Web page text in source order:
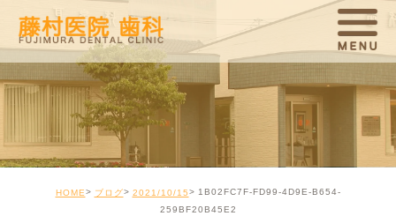
HOME ブログ 2021/10/15
1B02FC7F-FD99-4D9E-B654-
259BF20B45E2